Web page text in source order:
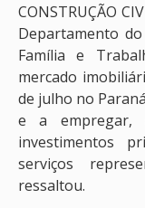
CONSTRUÇÃO
Departamento
Família e
mercado
de julho no
e a empregar,
investimentos
serviços
ressaltou.